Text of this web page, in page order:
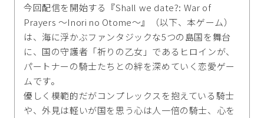
今回配信を開始する『Shall we date?: War of
Prayers ～Inori no Otome～』（以下、本ゲーム）
は、海に浮かぶファンタジックな5つの島国を舞台
に、国の守護者「祈りの乙女」であるヒロインが、
パートナーの騎士たちとの絆を深めていく恋愛ゲー
ムです。
優しく模範的だがコンプレックスを抱えている騎士
や、外見は軽いが国を思う心は人一倍の騎士、心を